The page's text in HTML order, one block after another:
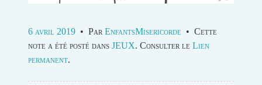
6 avril 2019 • Par EnfantsMisericorde • Cette
note a été posté dans JEUX. Consulter le Lien
permanent.